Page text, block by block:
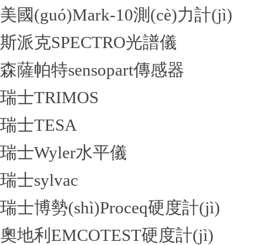
美國(guó)Mark-10測(cè)力計(jì)
斯派克SPECTRO光譜儀
森薩帕特sensopart傳感器
瑞士TRIMOS
瑞士TESA
瑞士Wyler水平儀
瑞士sylvac
瑞士博勢(shì)Proceq硬度計(jì)
奧地利EMCOTEST硬度計(jì)